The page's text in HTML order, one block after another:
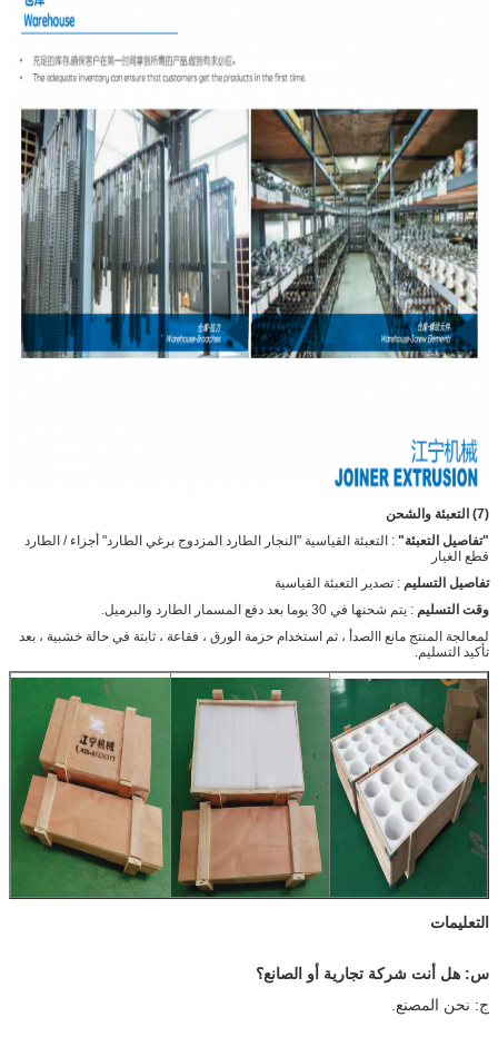
(7) التعبئة والشحن
"تفاصيل التعبئة" : التعبئة القياسية "النجار الطارد المزدوج برغي الطارد" أجزاء / الطارد
قطع الغيار
تفاصيل التسليم : تصدير التعبئة القياسية
وقت التسليم : يتم شحنها في 30 يوما بعد دفع المسمار الطارد والبرميل.
لمعالجة المنتج مانع االصدأ ، ثم استخدام حزمة الورق ، فقاعة ، ثابتة في حالة خشبية ، بعد
تأكيد التسليم.
التعليمات
س: هل أنت شركة تجارية أو الصانع؟
ج: نحن المصنع.